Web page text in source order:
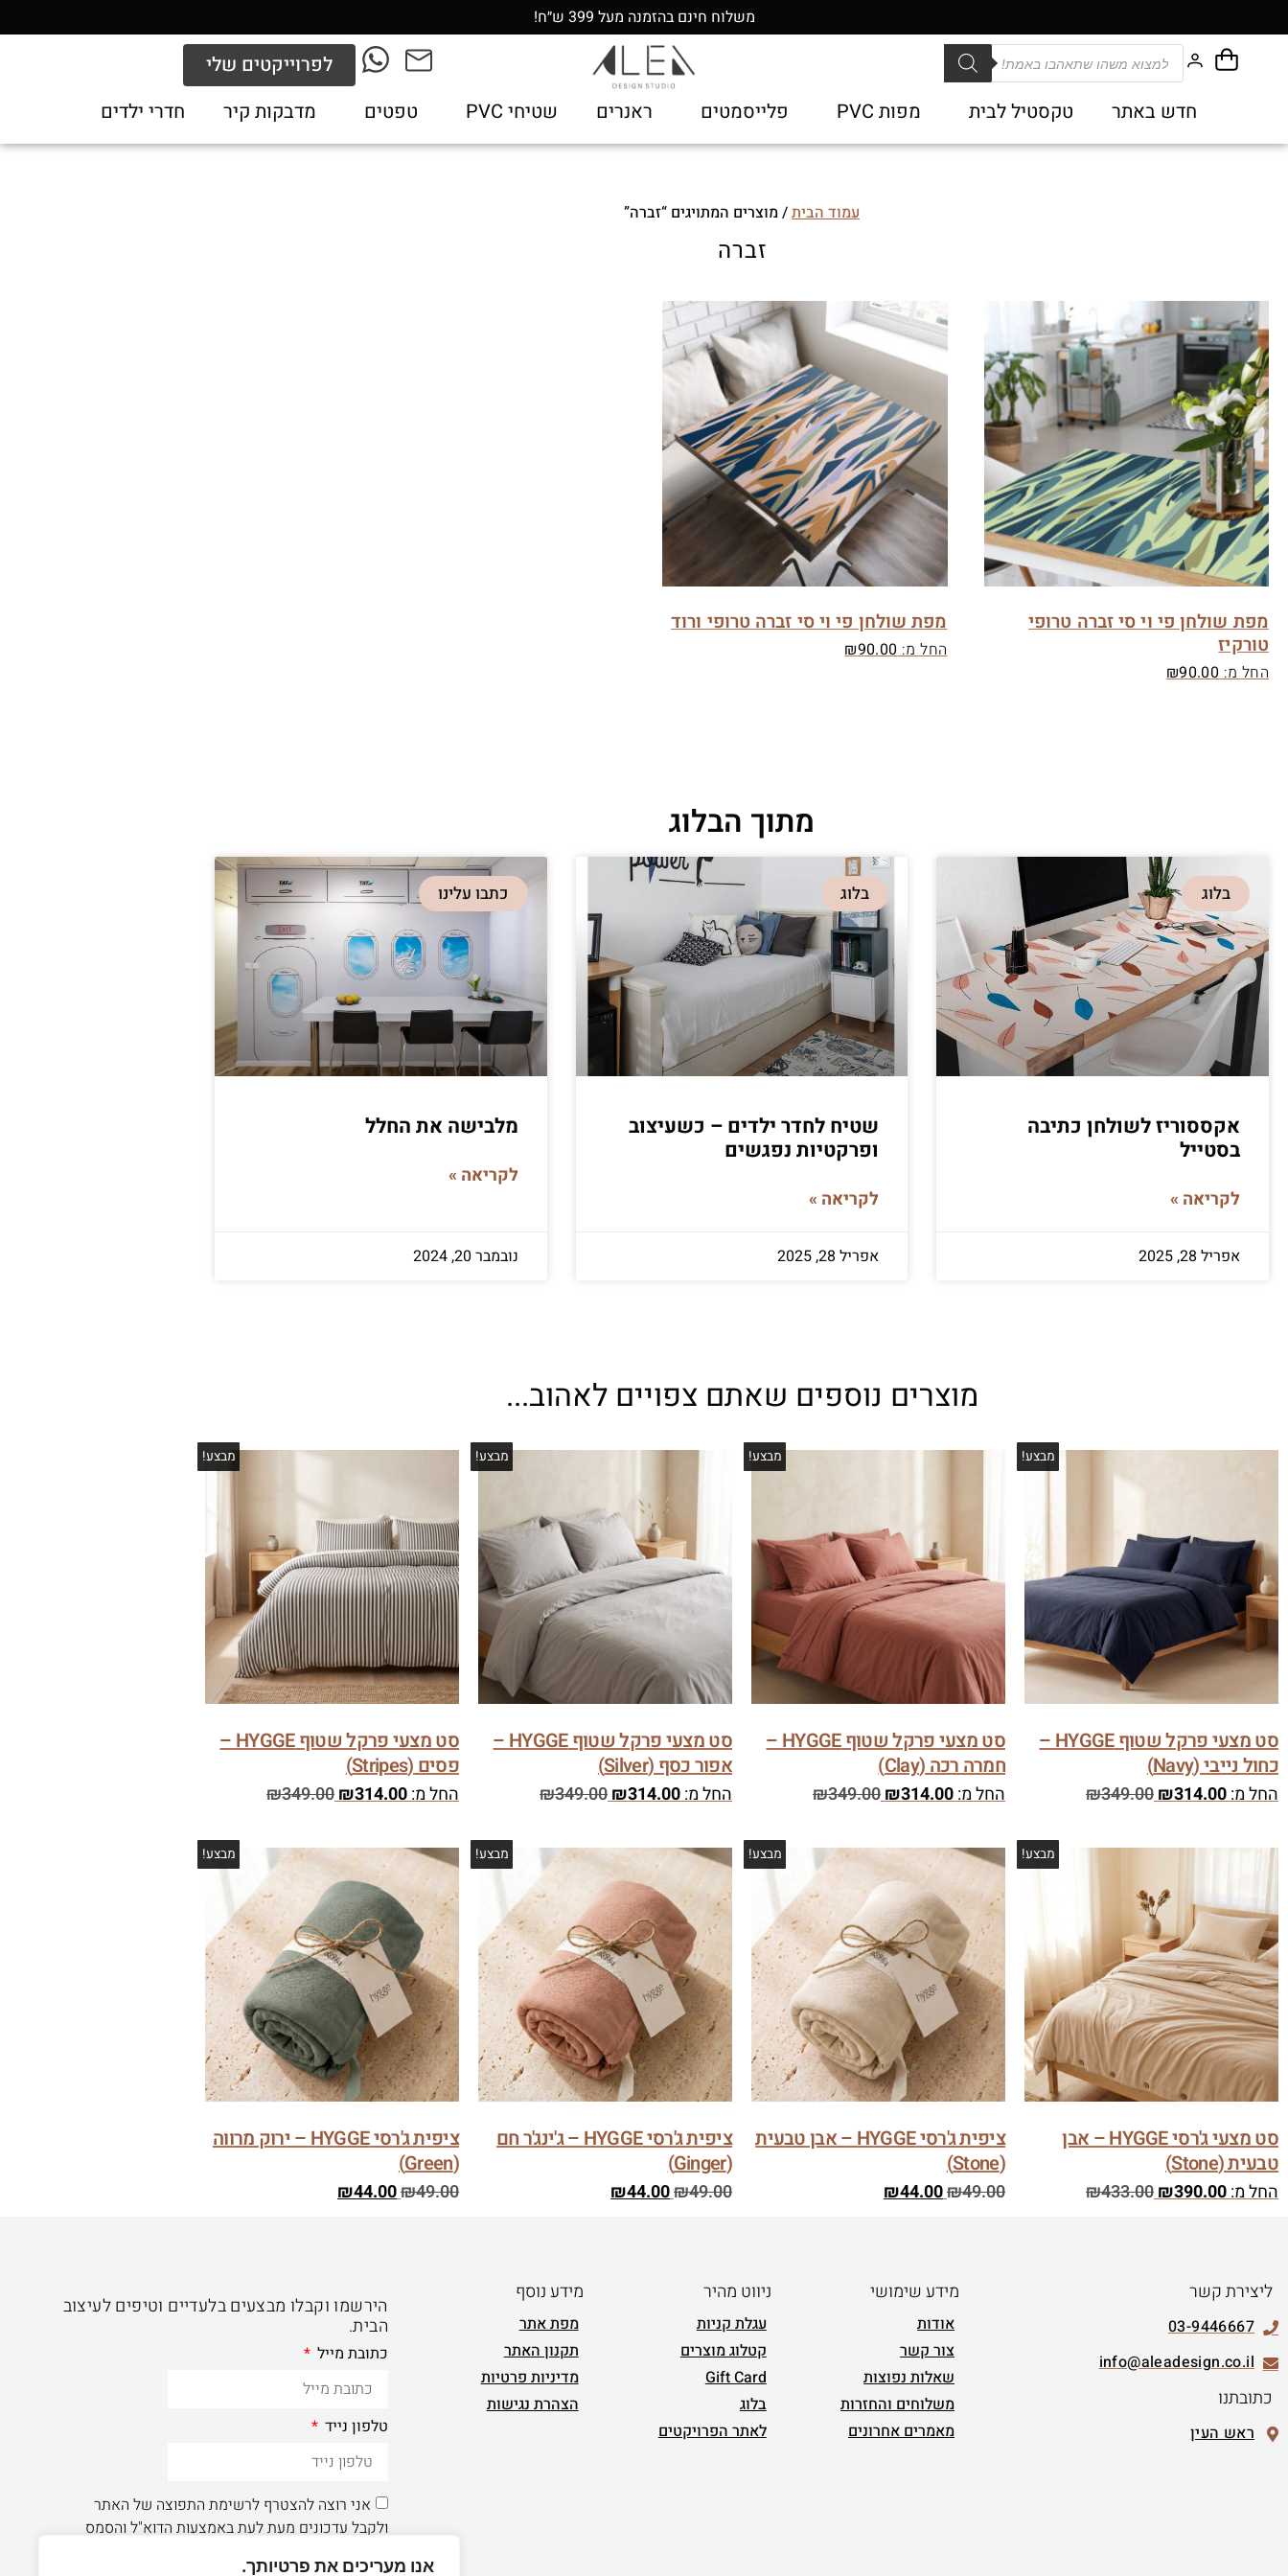
אנו מעריכים את פרטיותך.
משלוח חינם בהזמנה מעל 399 ש״ח!
לפרוייקטים שלי
חדש באתר
טקסטיל לבית מפות PVC פלייסמטים ראנרים שטיחי PVC טפטים מדבקות קיר חדרי ילדים
עמוד הבית/ מוצרים המתויגים “זברה”
זברה
מפת שולחן פי וי סי זברה טרופי
טורקיז
החל מ: ₪90.00
מפת שולחן פי וי סי זברה טרופי ורוד
החל מ: ₪90.00
מתוך הבלוג
בלוג
אקססוריז לשולחן כתיבה
בסטייל
לקריאה »
אפריל 28, 2025
בלוג
שטיח לחדר ילדים – כשעיצוב
ופרקטיות נפגשים
לקריאה »
אפריל 28, 2025
כתבו עלינו
מלבישה את החלל
לקריאה »
נובמבר 20, 2024
מוצרים נוספים שאתם צפויים לאהוב...
מבצע!
סט מצעי פרקל שטוף HYGGE –
כחול נייבי (Navy)
החל מ: ₪314.00
₪349.00
מבצע!
סט מצעי פרקל שטוף HYGGE –
חמרה רכה (Clay)
החל מ: ₪314.00
₪349.00
מבצע!
סט מצעי פרקל שטוף HYGGE –
אפור כסף (Silver)
החל מ: ₪314.00
₪349.00
מבצע!
סט מצעי פרקל שטוף HYGGE –
פסים (Stripes)
החל מ: ₪314.00
₪349.00
מבצע!
סט מצעי ג'רסי HYGGE – אבן
טבעית (Stone)
החל מ: ₪390.00
₪433.00
מבצע!
ציפית ג'רסי HYGGE – אבן טבעית
(Stone)
₪49.00
₪44.00
מבצע!
ציפית ג'רסי HYGGE – ג'ינג'ר חם
(Ginger)
₪49.00
₪44.00
מבצע!
ציפית ג'רסי HYGGE – ירוק מרווה
(Green)
₪49.00
₪44.00
ליצירת קשר
03-9446667
info@aleadesign.co.il
כתובתנו
ראש העין
מידע שימושי
אודות
צור קשר
שאלות נפוצות
משלוחים והחזרות
מאמרים אחרונים
ניווט מהיר
עגלת קניות
קטלוג מוצרים
Gift Card
בלוג
לאתר הפרויקטים
מידע נוסף
מפת אתר
תקנון האתר
מדיניות פרטיות
הצהרת נגישות
הירשמו וקבלו מבצעים בלעדיים וטיפים לעיצוב
הבית.
כתובת מייל
טלפון נייד
אני רוצה להצטרף לרשימת התפוצה של האתר
ולקבל עדכונים מעת לעת באמצעות הדוא"ל והסמס
הרשמה